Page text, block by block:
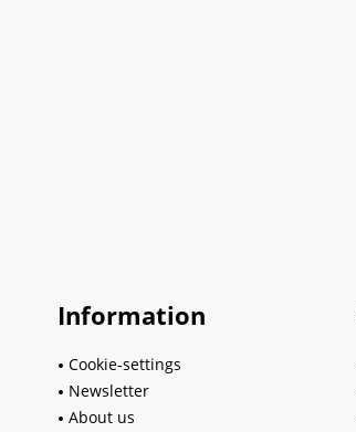
Information
Cookie-settings
Newsletter
About us